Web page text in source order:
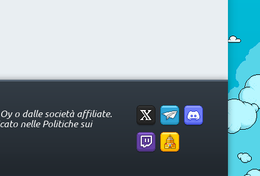
o dalle società affiliate.
nelle Politiche sui